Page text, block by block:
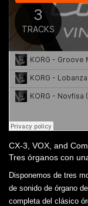
CX-3, VOX, and
Tres órganos con
Disponemos de tres
de sonido de órgano
completa del clásico